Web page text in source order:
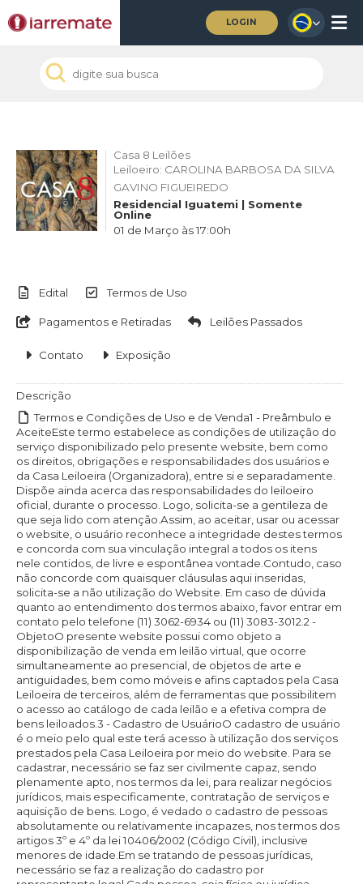
LOGIN
Casa 8 Leilões
Leiloeiro: CAROLINA BARBOSA DA SILVA
GAVINO FIGUEIREDO
Residencial Iguatemi | Somente
Online
01 de Março às 17:00h
Edital Termos de Uso
Pagamentos e Retiradas Leilões Passados
Contato Exposição
Descrição
Termos e Condições de Uso e de Venda1 - Preâmbulo e AceiteEste termo estabelece as condições de utilização do serviço disponibilizado pelo presente website, bem como os direitos, obrigações e responsabilidades dos usuários e da Casa Leiloeira (Organizadora), entre si e separadamente. Dispõe ainda acerca das responsabilidades do leiloeiro oficial, durante o processo. Logo, solicita-se a gentileza de que seja lido com atenção.Assim, ao aceitar, usar ou acessar o website, o usuário reconhece a integridade destes termos e concorda com sua vinculação integral a todos os itens nele contidos, de livre e espontânea vontade.Contudo, caso não concorde com quaisquer cláusulas aqui inseridas, solicita-se a não utilização do Website. Em caso de dúvida quanto ao entendimento dos termos abaixo, favor entrar em contato pelo telefone (11) 3062-6934 ou (11) 3083-3012.2 - ObjetoO presente website possui como objeto a disponibilização de venda em leilão virtual, que ocorre simultaneamente ao presencial, de objetos de arte e antiguidades, bem como móveis e afins captados pela Casa Leiloeira de terceiros, além de ferramentas que possibilitem o acesso ao catálogo de cada leilão e a efetiva compra de bens leiloados.3 - Cadastro de UsuárioO cadastro de usuário é o meio pelo qual este terá acesso à utilização dos serviços prestados pela Casa Leiloeira por meio do website. Para se cadastrar, necessário se faz ser civilmente capaz, sendo plenamente apto, nos termos da lei, para realizar negócios jurídicos, mais especificamente, contratação de serviços e aquisição de bens. Logo, é vedado o cadastro de pessoas absolutamente ou relativamente incapazes, nos termos dos artigos 3º e 4º da lei 10406/2002 (Código Civil), inclusive menores de idade.Em se tratando de pessoas jurídicas, necessário se faz a realização do cadastro por representante legal.Cada pessoa, seja física ou jurídica, poderá realizar apenas um cadastro. Ademais, as informações fornecidas no momento do cadastro devem ser precisas, verdadeiras e atuais, sendo os usuários responsáveis por tal veracidade. No caso de modificações supervenientes, os usuários deverão atualizar o referido cadastro.Dentro do legalmente permitido, a Casa Leiloeira poderá se utilizar de meios tecnológicos que auxiliem na correta identificação do usuário. Poderá ainda, se julgar necessário, condicionar a manutenção do cadastro de determinados usuários à apresentação de documentos que confirmem as informações fornecidas quando do preenchimento dos dados pessoais. Estes, por sua vez, serão protegidos, nos termos da lei e deste documento.No caso de fornecimento de informações incorretas nos campos destinados aos dados pessoais que impeçam o contato da Casa Leiloeira com o Usuário, será deste a total responsabilidade por problemas causados em decorrência da impossibilidade de contato.O acesso à conta do usuário só poderá ser feito mediante o preenchimento de login e senha, criados pelo próprio usuário. Tais dados são pessoais e intransferíveis, de modo que a responsabilidade pela guarda e proteção da senha é exclusivamente dos usuários, que serão responsabilizados no que couber, nos termos da lei, por eventuais usos de terceiros e prejuízos diversos que possam advir de tal utilização.Na hipótese de utilização não autorizada em sua conta de usuário, o ocorrido deverá ser imediatamente comunicado à Casa de Leilões, por meio do telefone (11) 3062-6934. Logo, como o cadastro realizado pelo usuário é único, pessoal e intransferível, caso constem dados que não condizem com a verdade ou mesmo desatualizados, bem como a existência de duplicidade cadastral de um mesmo usuário, poderão acarretar a exclusão do(s) cadastro(s) e a impossibilidade de o indivíduo voltar a se cadastrar.O mesmo pode acontecer na hipótese de verificação de preenchimento cadastral emdesconformidade com a lei ou aos presentes Termos.4 – Do anúncio dos lotes que serão leiloadosA Casa 8 Leilões, se dispõe a fornecer o anúncio dos bens à serem leiloados, bem como o total acesso ao catálogo de leilão, com as devidas descrições e especificações detalhadas previamente pelos terceiros fornecedores dos bens e avaliadas por seus profissionais, no tocante a natureza e procedência. Todos os lotes serão leiloados no estado em que se encontram.A disponibilização do catálogo e dos anúncios dos bens poderá se dar em até uma semana antes do leilão. Dessa forma, para eventuais dúvidas acerca das descrições apresentadas, bem como do estado dos produtos, ou mesmo para a visitação da exposição dos mesmos, requer-se aos usuários que contatem a Casa Leiloeira pelo telefone 3062-6934, e-mail: casa8leiloes@casa8leiloes.com.br ou ainda presencialmente, durante o prazo estabelecido para a exposição, no endereço elencado e que pode variar a cada leilão realizado.5 – Do ProcedimentoOs usuários que optarem por adquirirr lotes anunciados por meio do website deverão primeiramente aceitar os termos do presente termo. A seguir, como já mencionado, deverão efetuar cadastro, momento em que fornecerão seus dados pessoais e passarão a efetivamente utilizar-se da ferramenta.Cabe aos usuários a verificação e leitura do catálogo de leilão apresentado, bem como todas as informações sobre o evento, tais como, dia de realização, horário, local, entre outros. Na hipótese de dúvidas acerca dos objetos à serem leiloados, deverá o usuário entrar em contato com a Casa Leiloeira, por meio de e-mail ou telefone já mencionados neste termo, e saná-las para que não ocorram reclamações posteriores a venda. Ressalta-se que todos os objetos serão vendidos no estado em que se encontram.Os usuários poderão dar lances de duas maneiras, ambas de maneira prévia ao leilão, bem como em simultaneidade ao mesmo. A primeira modalidade de lances é a chamada “Dar Lance”. Nela, o usuário deverá respeitar a tabela progressiva de lances apresentados na página. Essa tabela refere-se ao intervalo de preços em que os lances poderão ser efetuados em cada lote, variando conforme o valor da peça. Por exemplo, lances de R$ 20,00 em R$ 20,00: caso o lote já tenha um lance no valor de R$ 20,00 (vinte reais), o próximo lance sugerido/admitido pelo sistema será de R$ 40,00 (quarenta reais) e assim sucessivamente.A segunda modalidade de lances é chamada “Lance Automático”, que consiste na delimitação pelo usuário do valor máximo que deseja pagar pelo lote. Assim, o sistema, respeitando a tabela progressiva, defenderá o lance até o limite estabelecido pelo usuário. Ex: caso o usuário queira participar até o montante de R$ 100,00, o sistema irá defendê-lo de R$ 20,00 em R$ 20,00 até chegar aos R$ 100,00. Ressalta-se que na hipótese de o lance final ser inferior ao teto estipulado pelo usuário, aquele será o valor à ser pago. No exemplo anterior, se o último lance for de R$ 80,00, este será o valor da venda e não os R$ 100,00 deixados como teto.Em caso de empate, caberá ao leiloeiro a palavra final acerca do vencedor.O usuário poderá consultar os seus lances por meio da aba “meus lances” localizado na tela. Caso o usuário seja portador do lance vencedor, o sistema o avisará da compra ou ainda poderá verificar através da aba “histórico”. Fica então o usuário obrigado a contatar a Casa Leiloeira, por email ou telefone, e efetivar a transação em até 03 dias úteis, salvo se houver desistência mútua no negócio.Após a efetivação do negócio, com a comprovação do pagamento e liberação dos objetos, fica o usuário obrigado a retirar os lotes de sua propriedade em até 10 dias corridos. Caso isso não ocorra, será cobrado pelo atraso na retirada dos móveis, uma taxa de armazenamento. Tal taxa varia de acordo com o valor do bem arrematado, conforme tabela progressiva abaixo. Apenas os móveis possuem valor fixo, uma vez que ocupam mais espaço e prejudicam ainda mais a realização de novos leilões, mediante captação de peças.Dessa forma, verifica-se:Valor de Arrematação Taxa de Armazenamento (Diária)R$ 20 - 200 R$ 20,00R$ 201 - 500 R$ 25,00R$ 501 - 1000 R$ 50,00R$ 1001 - 5000 R$ 150,00Acima de R$ 5000,00 R$ 300,00Móveis R$ 200,00No ato da retirada do(s) bem(ns) arrematado(s), o arrematante deverá conferir o(s) referido(s) lote(s) (natureza, quantidade, estado ou condições em que o(s) mesmo(s) estiver(em). Sendo constatada qualquer divergência e/ou irregularidade entre as condições físicas e aquelas anunciadas nas imagens colocadas à disposição do público na época da oferta, o fato deverá ser imediatamente informado, por escrito, à Organizadora, ficando a retirada suspensa até que estejam solucionadas as eventuais dúvidas existentes. Não poderá o arrematante alegar qualquer irregularidade e/ou divergência após a remoção do(s) bem(ns).Na retirada do(s) bem(ns) arrematado(s), o arrematante deverá respeitar e cumprir todas as normas internas de segurança estabelecidas pela Organizadora - no que se refere à utilização de veículo apropriado, pessoal devidamente identificado e portando todos os equipamentos obrigatórios de segurança estabelecidos pela legislação em vigor, não cabendo à empresa vendedora qualquer responsabilidade por acidentes que venham a ocorrer durante e em função das operações de carregamento e retirada. O custo com transporte, bem como a escolha da empresa transportadora são de inteira responsabilidade do arrematante. A Organizadora não é responsável pelo transporte dos itens arrematados. Se O Usuário solicitar cotações de envio, seja por quais modos forem, ex: transportadoras e/ou Correios, a Organizadora o fará sem custos adicionais e como sugestão indicará empresas transportadoras que poderão realizar o envio do(s) lote(s) arrematado(s), informando valores e prazos de entrega, de acordo com o que a empresa transportadora informar. A Organizadora não será responsável pela qualidade e logística empregada pela empresa transportadora, havendo qualquer descumprimento de prazo e/ou qualidade, o mesmo deverá ser discutido diretamente entre O Usuário e a Empresa Transportadora contratada. A Organizadora não cobrará pela embalagem do(s)